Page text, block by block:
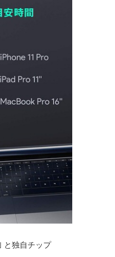
と独自チップ